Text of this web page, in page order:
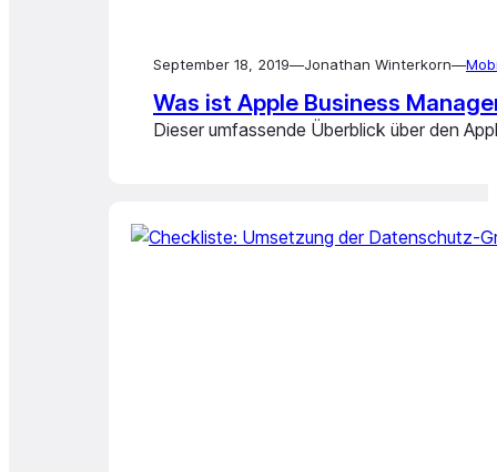
September 18, 2019—Jonathan Winterkorn—
Was ist Apple Business
Dieser umfassende Überblick über den